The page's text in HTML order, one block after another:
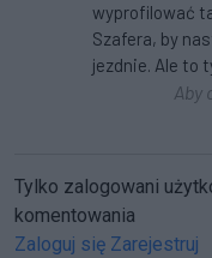
wyprofilować
Szafera, by
jezdnie. Ale to
Aby
Tylko zalogowani
komentowania
Zaloguj się Zarejestruj